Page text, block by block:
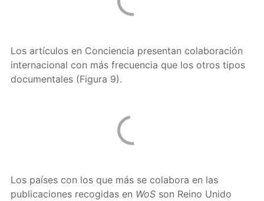
Los artículos en Conciencia presentan colaboración
internacional con más frecuencia que los otros tipos
documentales (Figura 9).
Los países con los que más se colabora en las
publicaciones recogidas en WoSson Reino Unido